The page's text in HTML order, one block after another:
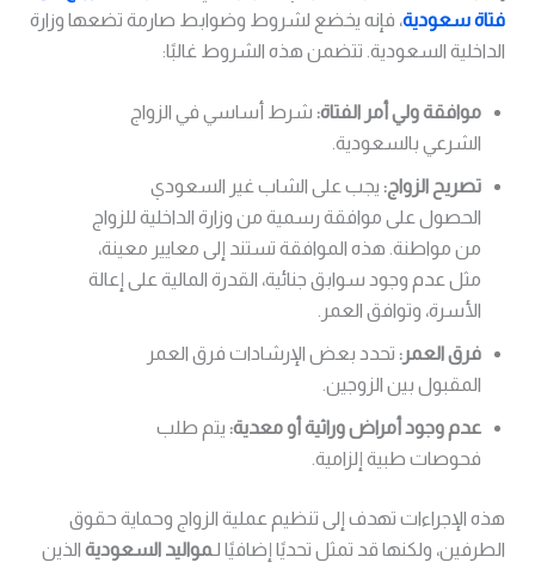
فتاة سعودية، فإنه يخضع لشروط وضوابط صارمة تضعها وزارة
الداخلية السعودية. تتضمن هذه الشروط غالبًا:
موافقة ولي أمر الفتاة: شرط أساسي في الزواج
الشرعي بالسعودية.
تصريح الزواج: يجب على الشاب غير السعودي
الحصول على موافقة رسمية من وزارة الداخلية للزواج
من مواطنة. هذه الموافقة تستند إلى معايير معينة،
مثل عدم وجود سوابق جنائية، القدرة المالية على إعالة
الأسرة، وتوافق العمر.
فرق العمر: تحدد بعض الإرشادات فرق العمر
المقبول بين الزوجين.
عدم وجود أمراض وراثية أو معدية: يتم طلب
فحوصات طبية إلزامية.
هذه الإجراءات تهدف إلى تنظيم عملية الزواج وحماية حقوق
الطرفين، ولكنها قد تمثل تحديًا إضافيًا لـمواليد السعوديةالذين